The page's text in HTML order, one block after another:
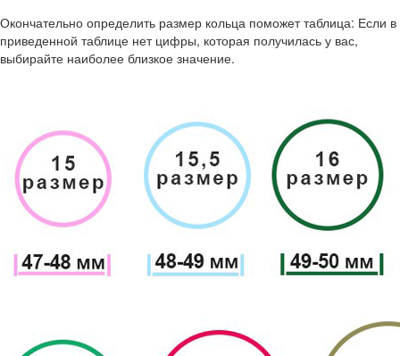
Окончательно определить размер кольца поможет таблица: Если в
приведенной таблице нет цифры, которая получилась у вас,
выбирайте наиболее близкое значение.